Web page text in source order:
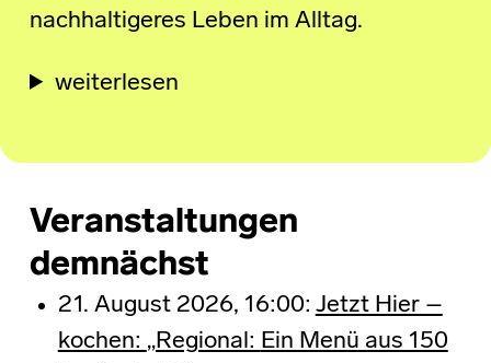
nachhaltigeres Leben im Alltag.
weiterlesen
Veranstaltungen
demnächst
21. August 2026, 16:00: Jetzt Hier –
kochen: „Regional: Ein Menü aus 150